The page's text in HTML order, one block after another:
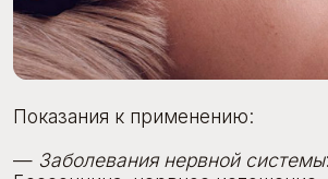
Показания к применению:
—Заболевания нервной системы
Бессонница, нервное истощение,
головокружения и шум в ушах.
—Заболевания желудочно-кишечного
Нарушения работы желудка и кишечника,
гастрит, отсутствие аппетита, запор,
хроническая диарея, колит.